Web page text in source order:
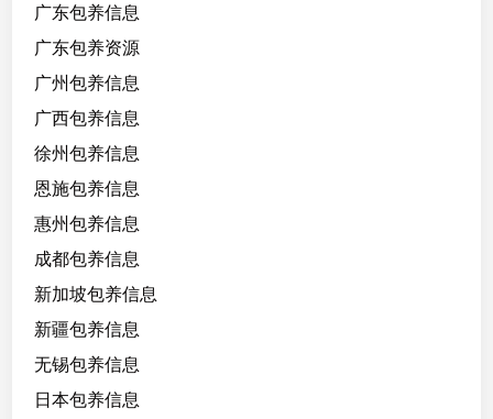
广东包养信息
广东包养资源
广州包养信息
广西包养信息
徐州包养信息
恩施包养信息
惠州包养信息
成都包养信息
新加坡包养信息
新疆包养信息
无锡包养信息
日本包养信息